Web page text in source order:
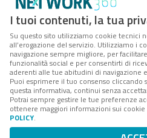
I tuoi contenuti, la tua
Su questo sito utilizziamo cookie tecnici
all’erogazione del servizio. Utilizziamo i
navigazione sempre migliore, per
funzionalità social e per consentirti di
aderenti alle tue abitudini di navigazione
Puoi esprimere il tuo consenso cliccando
questa informativa, continui senza
Potrai sempre gestire le tue preferenze
ottenere maggiori informazioni sui
POLICY.